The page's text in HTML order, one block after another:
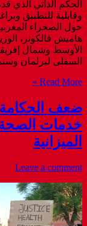
الحكم الذاتي الذي
وقابلية للتطبيق
حول الصحراء
هاميش فالكونر،
الأوسط وشمال
السفلى لبرلمان
Read More »
ضعف
خدمات الصحة
الميزانية
Leave a comment